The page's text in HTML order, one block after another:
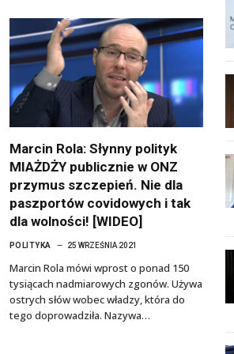
Marcin Rola: Słynny polityk
MIAŻDŻY publicznie w ONZ
przymus szczepień. Nie dla
paszportów covidowych i tak
dla wolności! [WIDEO]
POLITYKA 25 WRZEŚNIA 2021
Marcin Rola mówi wprost o ponad 150
tysiącach nadmiarowych zgonów. Używa
ostrych słów wobec władzy, która do
tego doprowadziła. Nazywa…